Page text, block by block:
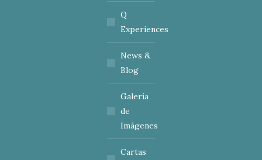
Q
Experiences
News &
Blog
Galería
de
Imágenes
Cartas